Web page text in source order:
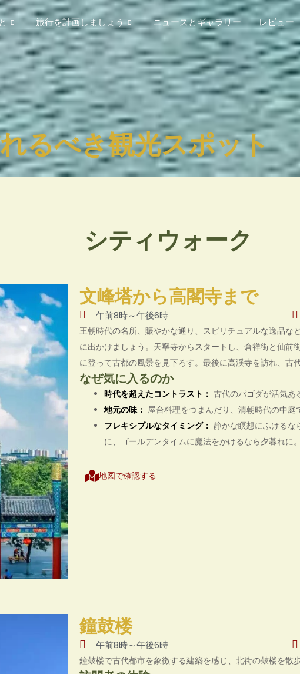
旅行を計画しましょう ニュースとギャラリー レビュー
るべき観光スポット
シティウォーク
文峰塔から高閣寺まで
午前8時～午後6時
王朝時代の名所、賑やかな通り、スピリチュアルな逸品な
に出かけましょう。天寧寺からスタートし、倉祥街と仙
に登って古都の風景を見下ろす。最後に高渓寺を訪れ、古
なぜ気に入るのか
時代を超えたコントラスト： 古代のパゴダが活気あ
地元の味： 屋台料理をつまんだり、清朝時代の中庭
フレキシブルなタイミング： 静かな瞑想にふけるな
に、ゴールデンタイムに魔法をかけるなら夕暮れに。
地図で確認する
鐘鼓楼
午前8時～午後6時
鐘鼓楼で古代都市を象徴する建築を感じ、北街の鼓楼を散